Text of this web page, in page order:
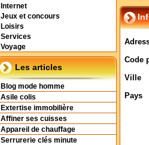
Internet
Jeux et concours
Loisirs
Services
Voyage
Les articles
Blog mode homme
Asile colis
Extertise immobilière
Affiner ses cuisses
Appareil de chauffage
Serrurerie clés minute
Code
Ville
Pays